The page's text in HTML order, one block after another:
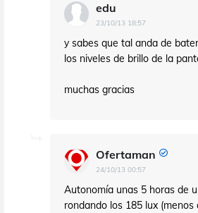
edu
23/10/13 18:57
y sabes que tal anda de
los niveles de brillo de la
muchas gracias
Ofertaman
24/10/13 00:57
Autonomía unas 5 horas de
rondando los 185 lux (menos